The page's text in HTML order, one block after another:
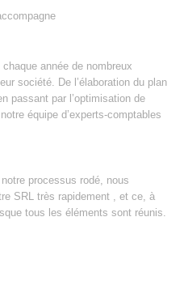
année de nombreux
société. De l’élaboration du plan
passant par l’optimisation de
équipe d’experts-comptables
processus rodé, nous
SRL très rapidement , et ce, à
tous les éléments sont réunis.